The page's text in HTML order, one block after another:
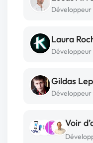
Laura
Développeur
Gildas
Voir